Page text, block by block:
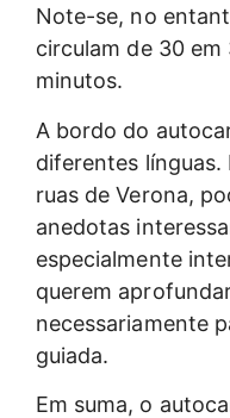
Note-se, no
circulam de 30
minutos.
A bordo do
diferentes
ruas de Verona,
anedotas
especialmente
querem
necessariamente
guiada.
Em suma, o